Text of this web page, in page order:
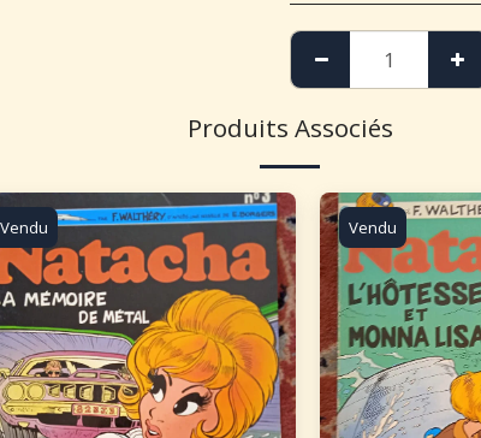
Produits Associés
Vendu Vendu